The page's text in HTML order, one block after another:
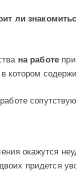
ли
на работе
котором
окажутся
придется